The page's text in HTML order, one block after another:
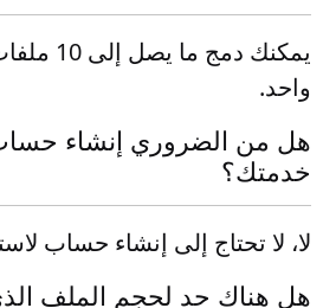
يمكنك
واحد.
هل من الضروري إنشاء
خدمتك؟
لا، لا تحتاج إلى إنشاء حساب
هل هناك حد لحجم الملف